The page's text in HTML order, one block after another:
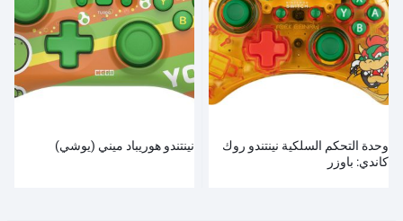
وحدة التحكم السلكية نينتندو روك
كاندي: باوزر
نينتندو هوريباد ميني (يوشي)